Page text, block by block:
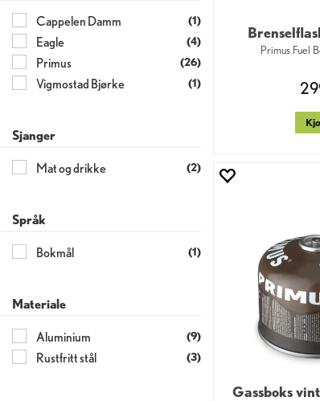
Cappelen Damm (1)
Eagle (4)
Primus (26)
Vigmostad Bjørke (1)
Sjanger
Mat og drikke (2)
Språk
Bokmål (1)
Materiale
Aluminium (9)
Rustfritt stål (3)
Primus Fuel
Gassboks